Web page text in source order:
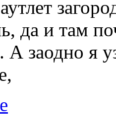
да и там
заодно я